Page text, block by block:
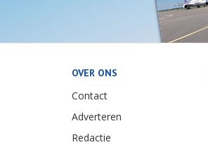
OVER ONS
Contact
Adverteren
Redactie